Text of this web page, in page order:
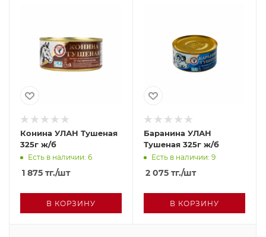
Конина УЛАН Тушеная
325г ж/б
Есть в наличии: 6
1 875 тг./шт
В КОРЗИНУ
Баранина УЛАН
Тушеная 325г ж/б
Есть в наличии: 9
2 075 тг./шт
В КОРЗИНУ